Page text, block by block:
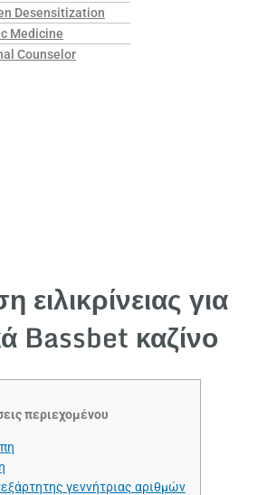
Desensitization
Medicine
Counselor
ειλικρίνειας για
Bassbet καζίνο
περιεχομένου
γεννήτριας αριθμών